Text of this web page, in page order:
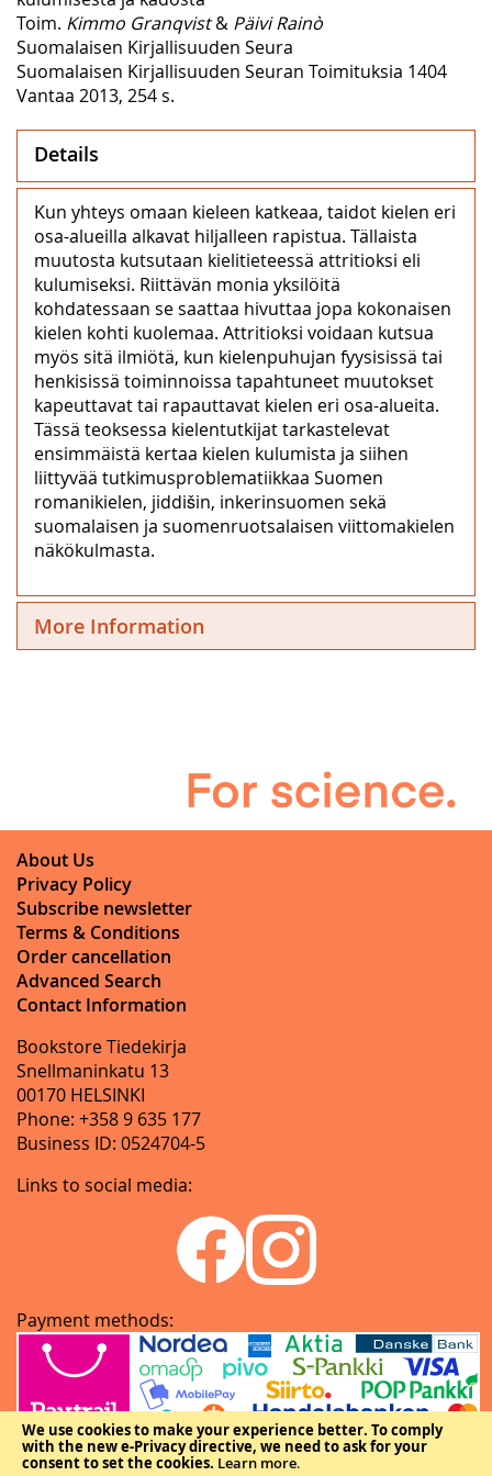
We use cookies to make your experience better. To comply
with the new e-Privacy directive, we need to ask for your
consent to set the cookies. Learn more.
Toim. Kimmo Granqvist& Päivi Rainò
Suomalaisen Kirjallisuuden Seura
Suomalaisen Kirjallisuuden Seuran Toimituksia 1404
Vantaa 2013, 254 s.
Details
Kun yhteys omaan kieleen katkeaa, taidot kielen eri
osa-alueilla alkavat hiljalleen rapistua. Tällaista
muutosta kutsutaan kielitieteessä attritioksi eli
kulumiseksi. Riittävän monia yksilöitä
kohdatessaan se saattaa hivuttaa jopa kokonaisen
kielen kohti kuolemaa. Attritioksi voidaan kutsua
myös sitä ilmiötä, kun kielenpuhujan fyysisissä tai
henkisissä toiminnoissa tapahtuneet muutokset
kapeuttavat tai rapauttavat kielen eri osa-alueita.
Tässä teoksessa kielentutkijat tarkastelevat
ensimmäistä kertaa kielen kulumista ja siihen
liittyvää tutkimusproblematiikkaa Suomen
romanikielen, jiddišin, inkerinsuomen sekä
suomalaisen ja suomenruotsalaisen viittomakielen
näkökulmasta.
More Information
About Us
Privacy Policy
Subscribe newsletter
Terms & Conditions
Order cancellation
Advanced Search
Contact Information
Bookstore Tiedekirja
Snellmaninkatu 13
00170 HELSINKI
Phone: +358 9 635 177
Business ID: 0524704-5
Links to social media:
Payment methods: